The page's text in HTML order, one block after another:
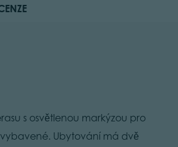
s osvětlenou markýzou pro
Ubytování má dvě